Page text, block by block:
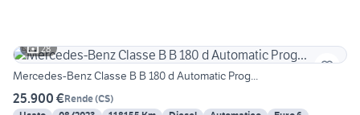
28
Mercedes-Benz Classe B B 180 d Automatic Prog...
25.900 €Rende(CS)